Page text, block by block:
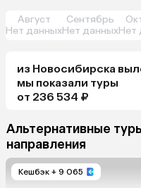
Август
Нет данных
Сентябрь
Нет данныхНет
из Новосибирска
мы показали туры
от 236 534 ₽
Альтернативные
направления
Кешбэк + 9 065